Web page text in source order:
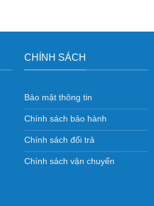
CHÍNH SÁCH
Bảo mật thông tin
Chính sách bảo hành
Chính sách đổi trả
Chính sách vận chuyển